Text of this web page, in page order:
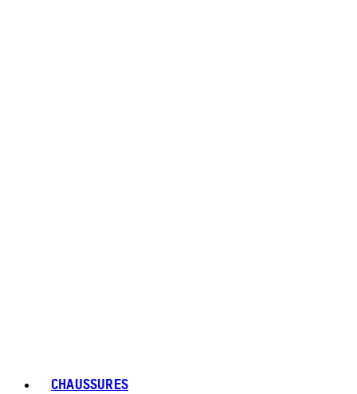
CHAUSSURES